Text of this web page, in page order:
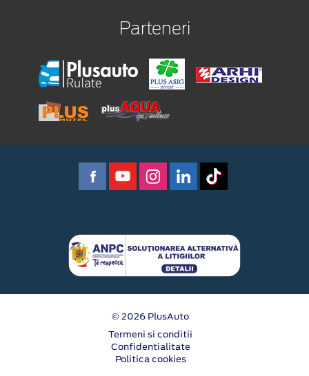
Parteneri
© 2026 PlusAuto
Termeni si conditii
Confidentialitate
Politica cookies